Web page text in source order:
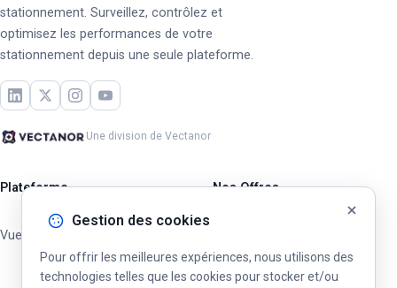
stationnement. Surveillez, contrôlez et
optimisez les performances de votre
stationnement depuis une seule plateforme.
Une division de Vectanor
Plateforme
Vue d'ensemble
Nos Offres
Villes & Municipalités
Gestion des cookies
Pour offrir les meilleures expériences, nous utilisons des
technologies telles que les cookies pour stocker et/ou